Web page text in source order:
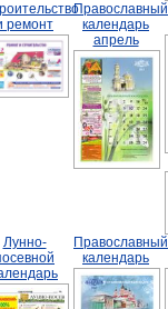
ремонт
Православный
календарь
апрель
Лунно-
Православный
календарь